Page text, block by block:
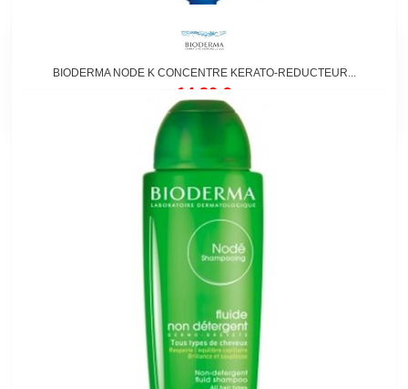
BIODERMA NODE K CONCENTRE KERATO-REDUCTEUR...
14,30 €